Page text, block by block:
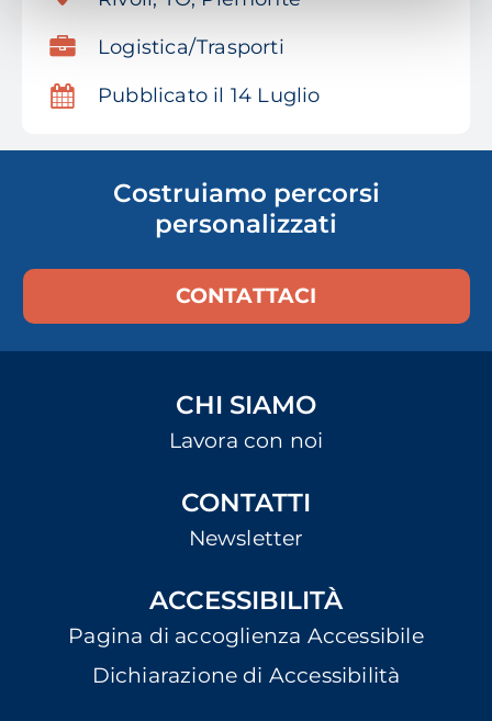
Logistica/Trasporti
Pubblicato il 14 Luglio
Costruiamo percorsi
personalizzati
CONTATTACI
CHI SIAMO
Lavora con noi
CONTATTI
Newsletter
ACCESSIBILITÀ
Pagina di accoglienza Accessibile
Dichiarazione di Accessibilità